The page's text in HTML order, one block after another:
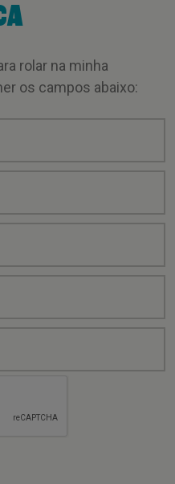
rolar na minha
os campos abaixo: